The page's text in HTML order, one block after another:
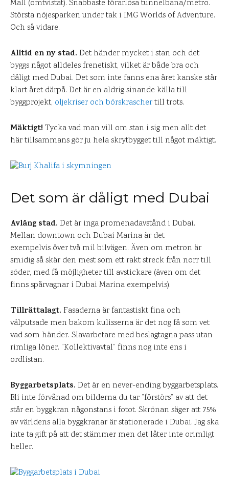
Mall (omtvistat). Snabbaste förarlösa tunnelbana/metro.
Största nöjesparken under tak i IMG Worlds of Adventure.
Och så vidare.
Alltid en ny stad. Det händer mycket i stan och det
byggs något alldeles frenetiskt, vilket är både bra och
dåligt med Dubai. Det som inte fanns ena året kanske står
klart året därpå. Det är en aldrig sinande källa till
byggprojekt, oljekriser och börskraschertill trots.
Mäktigt! Tycka vad man vill om stan i sig men allt det
här tillsammans gör ju hela skrytbygget till något mäktigt.
Det som är dåligt med Dubai
Avlång stad. Det är inga promenadavstånd i Dubai.
Mellan downtown och Dubai Marina är det
exempelvis över två mil bilvägen. Även om metron är
smidig så skär den mest som ett rakt streck från norr till
söder, med få möjligheter till avstickare (även om det
finns spårvagnar i Dubai Marina exempelvis).
Tillrättalagt. Fasaderna är fantastiskt fina och
välputsade men bakom kulisserna är det nog få som vet
vad som händer. Slavarbetare med beslagtagna pass utan
rimliga löner. ”Kollektivavtal” finns nog inte ens i
ordlistan.
Byggarbetsplats. Det är en never-ending byggarbetsplats.
Bli inte förvånad om bilderna du tar ”förstörs” av att det
står en byggkran någonstans i fotot. Skrönan säger att 75%
av världens alla byggkranar är stationerade i Dubai. Jag ska
inte ta gift på att det stämmer men det låter inte orimligt
heller.